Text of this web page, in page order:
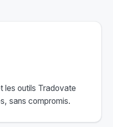
les outils Tradovate
sans compromis.